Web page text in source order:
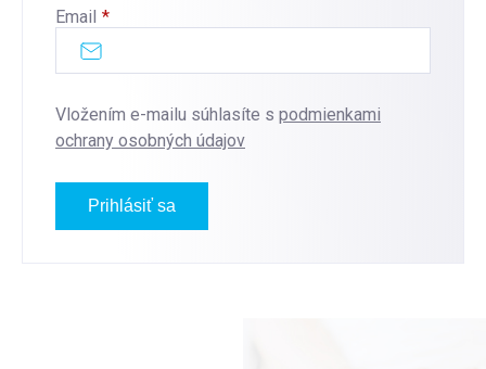
Email
Vložením e-mailu súhlasíte s podmienkami
ochrany osobných údajov
Prihlásiť sa